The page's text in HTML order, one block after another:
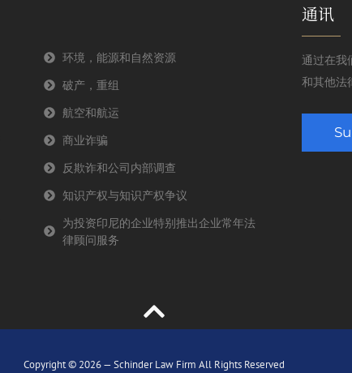
环境，能源和自然资源
破产，重组
航空和航运
商业诈骗
反欺诈和公司内部调查
知识产权与知识产权争议
为投资印尼的企业特别推出企业常年法
律顾问服务
通讯
通过在我
和其他法
Copyright © 2026 — Schinder Law Firm All Rights Reserved